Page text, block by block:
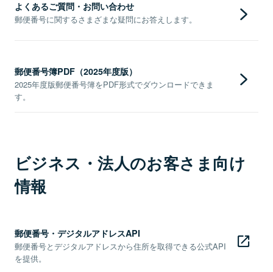
よくあるご質問・お問い合わせ
郵便番号に関するさまざまな疑問にお答えします。
郵便番号簿PDF（2025年度版）
2025年度版郵便番号簿をPDF形式でダウンロードできま
す。
ビジネス・法人のお客さま向け
情報
郵便番号・デジタルアドレスAPI
郵便番号とデジタルアドレスから住所を取得できる公式API
を提供。